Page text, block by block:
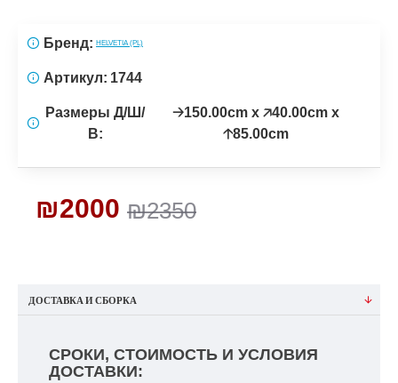
₪2350
₪2000
Бренд: HELVETIA (PL)
Артикул: 1744
Размеры Д/Ш/
В:
🡢150.00cm x 🡥40.00cm x
🡡85.00cm
ДОСТАВКА И СБОРКА
СРОКИ, СТОИМОСТЬ И УСЛОВИЯ
ДОСТАВКИ: